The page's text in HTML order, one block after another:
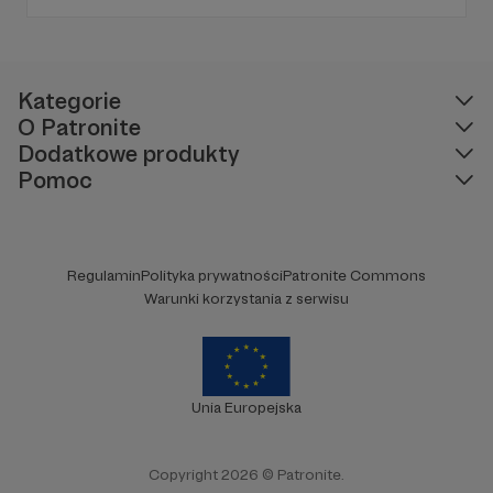
Kategorie
O Patronite
Dodatkowe produkty
Pomoc
RegulaminPolityka prywatnościPatronite Commons
Warunki korzystania z serwisu
Unia Europejska
Copyright 2026 © Patronite.